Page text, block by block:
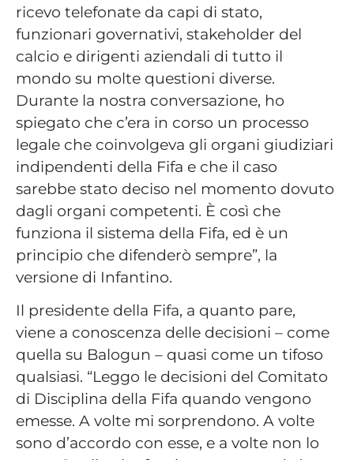
ricevo telefonate da capi di stato,
funzionari governativi, stakeholder del
calcio e dirigenti aziendali di tutto il
mondo su molte questioni diverse.
Durante la nostra conversazione, ho
spiegato che c’era in corso un processo
legale che coinvolgeva gli organi giudiziari
indipendenti della Fifa e che il caso
sarebbe stato deciso nel momento dovuto
dagli organi competenti. È così che
funziona il sistema della Fifa, ed è un
principio che difenderò sempre”, la
versione di Infantino.
Il presidente della Fifa, a quanto pare,
viene a conoscenza delle decisioni – come
quella su Balogun – quasi come un tifoso
qualsiasi. “Leggo le decisioni del Comitato
di Disciplina della Fifa quando vengono
emesse. A volte mi sorprendono. A volte
sono d’accordo con esse, e a volte non lo